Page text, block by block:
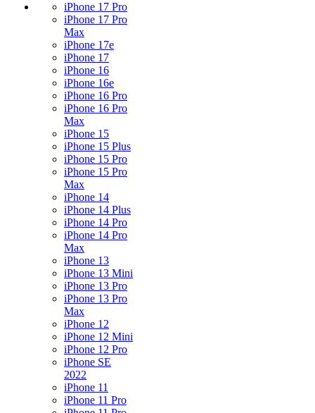
iPhone 17 Pro
iPhone 17 Pro
Max
iPhone 17e
iPhone 17
iPhone 16
iPhone 16e
iPhone 16 Pro
iPhone 16 Pro
Max
iPhone 15
iPhone 15 Plus
iPhone 15 Pro
iPhone 15 Pro
Max
iPhone 14
iPhone 14 Plus
iPhone 14 Pro
iPhone 14 Pro
Max
iPhone 13
iPhone 13 Mini
iPhone 13 Pro
iPhone 13 Pro
Max
iPhone 12
iPhone 12 Mini
iPhone 12 Pro
iPhone SE
2022
iPhone 11
iPhone 11 Pro